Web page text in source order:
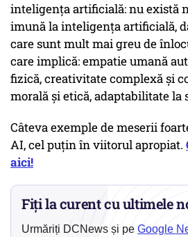
inteligența artificială: nu există
imună la inteligența artificială,
care sunt mult mai greu de
care implică: empatie umană
fizică, creativitate complexă și
morală și etică, adaptabilitate
Câteva exemple de meserii
AI, cel puțin în viitorul apropiat.
aici!
Fiți la curent cu ultimele
Urmăriți DCNews și pe Google